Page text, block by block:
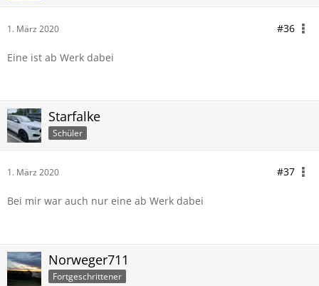
1. März 2020 #36
Eine ist ab Werk dabei
Starfalke
Schüler
1. März 2020 #37
Bei mir war auch nur eine ab Werk dabei
Norweger711
Fortgeschrittener